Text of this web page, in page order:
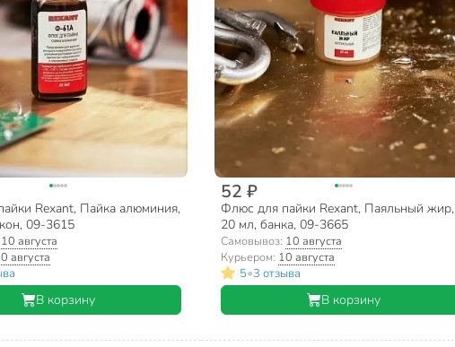
Rexant, Пайка алюминия,
09-3615
10 августа
августа
В корзину
52 ₽
Флюс для пайки Rexant, Паяльный жир,
20 мл, банка, 09-3665
Самовывоз: 10 августа
Курьером: 10 августа
5•3 отзыва
В корзину